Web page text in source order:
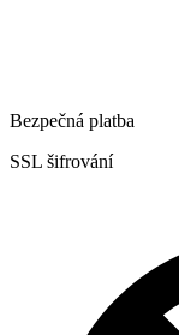
Bezpečná platba
SSL šifrování